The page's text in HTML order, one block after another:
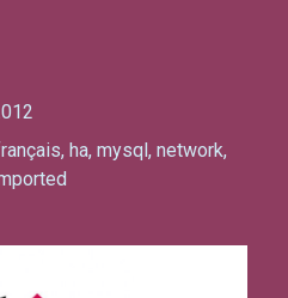
, ha, mysql, network,